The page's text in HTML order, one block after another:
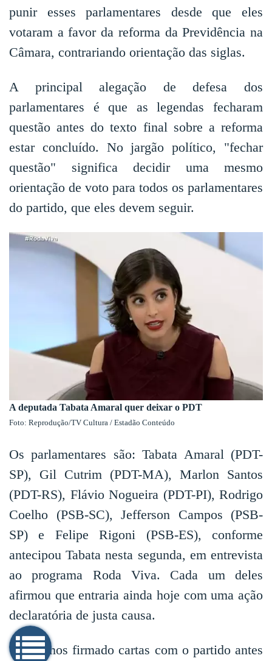
punir esses parlamentares desde que eles
votaram a favor da reforma da Previdência na
Câmara, contrariando orientação das siglas.
A principal alegação de defesa dos
parlamentares é que as legendas fecharam
questão antes do texto final sobre a reforma
estar concluído. No jargão político, "fechar
questão" significa decidir uma mesmo
orientação de voto para todos os parlamentares
do partido, que eles devem seguir.
A deputada Tabata Amaral quer deixar o PDT
Foto: Reprodução/TV Cultura / Estadão Conteúdo
Os parlamentares são: Tabata Amaral (PDT-
SP), Gil Cutrim (PDT-MA), Marlon Santos
(PDT-RS), Flávio Nogueira (PDT-PI), Rodrigo
Coelho (PSB-SC), Jefferson Campos (PSB-
SP) e Felipe Rigoni (PSB-ES), conforme
antecipou Tabata nesta segunda, em entrevista
ao programa Roda Viva. Cada um deles
afirmou que entraria ainda hoje com uma ação
declaratória de justa causa.
"Tínhamos firmado cartas com o partido antes